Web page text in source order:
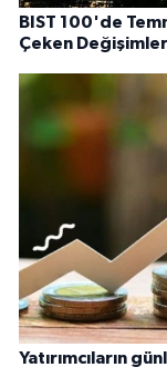
BIST 100'de
Çeken Değişimler
Yatırımcıların